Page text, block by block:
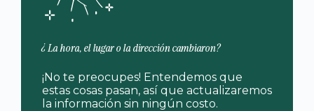
¿La hora, el lugar o la dirección cambiaron?
¡No te preocupes! Entendemos que
estas cosas pasan, así que actualizaremos
la información sin ningún costo.